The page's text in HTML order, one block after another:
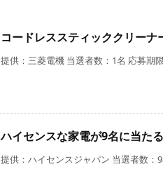
コードレススティッククリー
提供：三菱電機 当選者数：1名 応募期
ハイセンスな家電が9名に当た
提供：ハイセンスジャパン 当選者数：